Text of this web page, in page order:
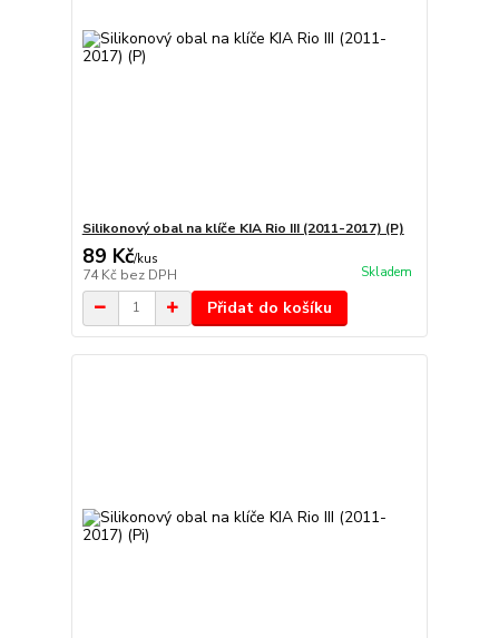
Silikonový obal na klíče KIA Rio III (2011-2017) (P)
89 Kč/kus
74 Kč bez DPH Skladem
Přidat do košíku